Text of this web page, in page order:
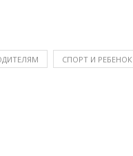
СПОРТ И РЕБЕНОК